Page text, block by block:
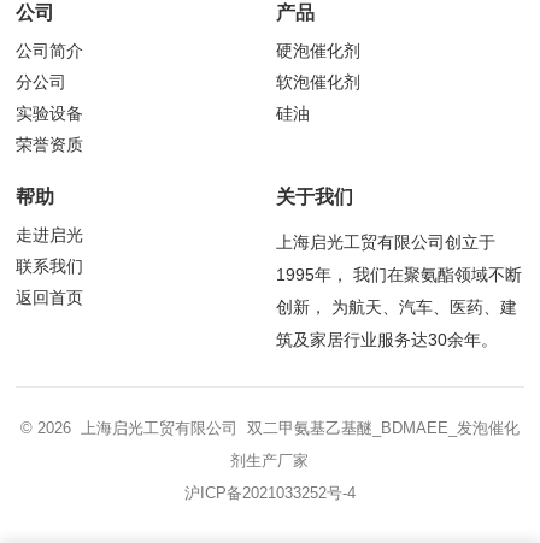
公司
公司简介
分公司
实验设备
荣誉资质
产品
硬泡催化剂
软泡催化剂
硅油
帮助
走进启光
联系我们
返回首页
关于我们
上海启光工贸有限公司创立于
1995年， 我们在聚氨酯领域不断
创新， 为航天、汽车、医药、建
筑及家居行业服务达30余年。
© 2026 上海启光工贸有限公司 双二甲氨基乙基醚_BDMAEE_发泡催化
剂生产厂家
沪ICP备2021033252号-4